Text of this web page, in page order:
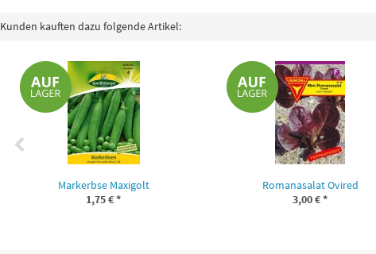
Kunden kauften dazu folgende Artikel:
Markerbse Maxigolt
1,75 €*
Romanasalat Ovired
3,00 €*